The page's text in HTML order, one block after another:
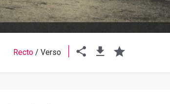
Recto/ Verso